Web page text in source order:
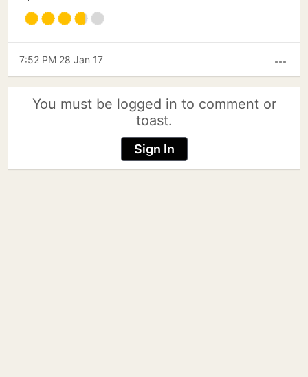
more_horiz
7:52 PM 28 Jan 17
You must be logged in to comment or
toast.
Sign In